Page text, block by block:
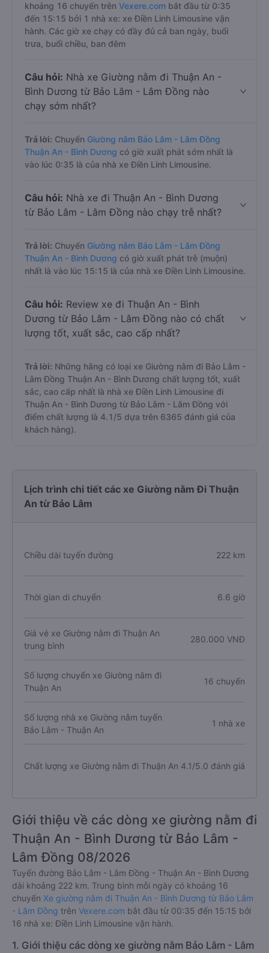
khoảng 16 chuyến trên Vexere.com bắt đầu từ 0:35
đến 15:15 bởi 1 nhà xe: xe Điền Linh Limousine vận
hành. Các giờ xe chạy có đầy đủ cả ban ngày, buổi
trưa, buổi chiều, ban đêm
Câu hỏi: Nhà xe Giường nằm đi Thuận An -
Bình Dương từ Bảo Lâm - Lâm Đồng nào
chạy sớm nhất?
Trả lời: Chuyến Giường nằm Bảo Lâm - Lâm Đồng
Thuận An - Bình Dương có giờ xuất phát sớm nhất là
vào lúc 0:35 là của nhà xe Điền Linh Limousine.
Câu hỏi: Nhà xe đi Thuận An - Bình Dương
từ Bảo Lâm - Lâm Đồng nào chạy trễ nhất?
Trả lời: Chuyến Giường nằm Bảo Lâm - Lâm Đồng
Thuận An - Bình Dương có giờ xuất phát trễ (muộn)
nhất là vào lúc 15:15 là của nhà xe Điền Linh Limousine.
Câu hỏi: Review xe đi Thuận An - Bình
Dương từ Bảo Lâm - Lâm Đồng nào có chất
lượng tốt, xuất sắc, cao cấp nhất?
Trả lời: Những hãng có loại xe Giường nằm đi Bảo Lâm -
Lâm Đồng Thuận An - Bình Dương chất lượng tốt, xuất
sắc, cao cấp nhất là nhà xe Điền Linh Limousine đi
Thuận An - Bình Dương từ Bảo Lâm - Lâm Đồng với
điểm chất lượng là 4.1/5 dựa trên 6365 đánh giá của
khách hàng).
Lịch trình chi tiết các xe Giường nằm Đi Thuận
An từ Bảo Lâm
Chiều dài tuyến đường 222 km
Thời gian di chuyển 6.6 giờ
Giá vé xe Giường nằm đi Thuận An
trung bình
280.000 VNĐ
Số lượng chuyến xe Giường nằm đi
Thuận An
16 chuyến
Số lượng nhà xe Giường nằm tuyến
Bảo Lâm - Thuận An
1 nhà xe
Chất lượng xe Giường nằm đi Thuận An 4.1/5.0 đánh giá
Giới thiệu về các dòng xe giường nằm đi
Thuận An - Bình Dương từ Bảo Lâm -
Lâm Đồng 08/2026
Tuyến đường Bảo Lâm - Lâm Đồng - Thuận An - Bình Dương
dài khoảng 222 km. Trung bình mỗi ngày có khoảng 16
chuyến Xe giường nằm đi Thuận An - Bình Dương từ Bảo Lâm
- Lâm Đồng trên Vexere.com bắt đầu từ 00:35 đến 15:15 bởi
16 nhà xe: Điền Linh Limousine vận hành.
1. Giới thiệu các dòng xe giường nằm Bảo Lâm - Lâm